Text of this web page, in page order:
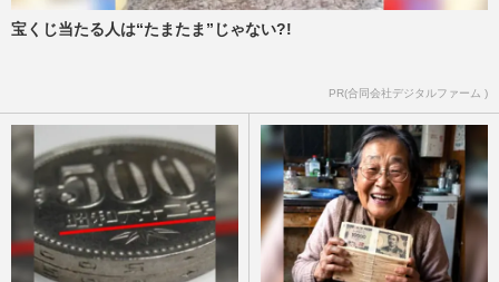
宝くじ当たる人は“たまたま”じゃない?!
PR(合同会社デジタルファーム )